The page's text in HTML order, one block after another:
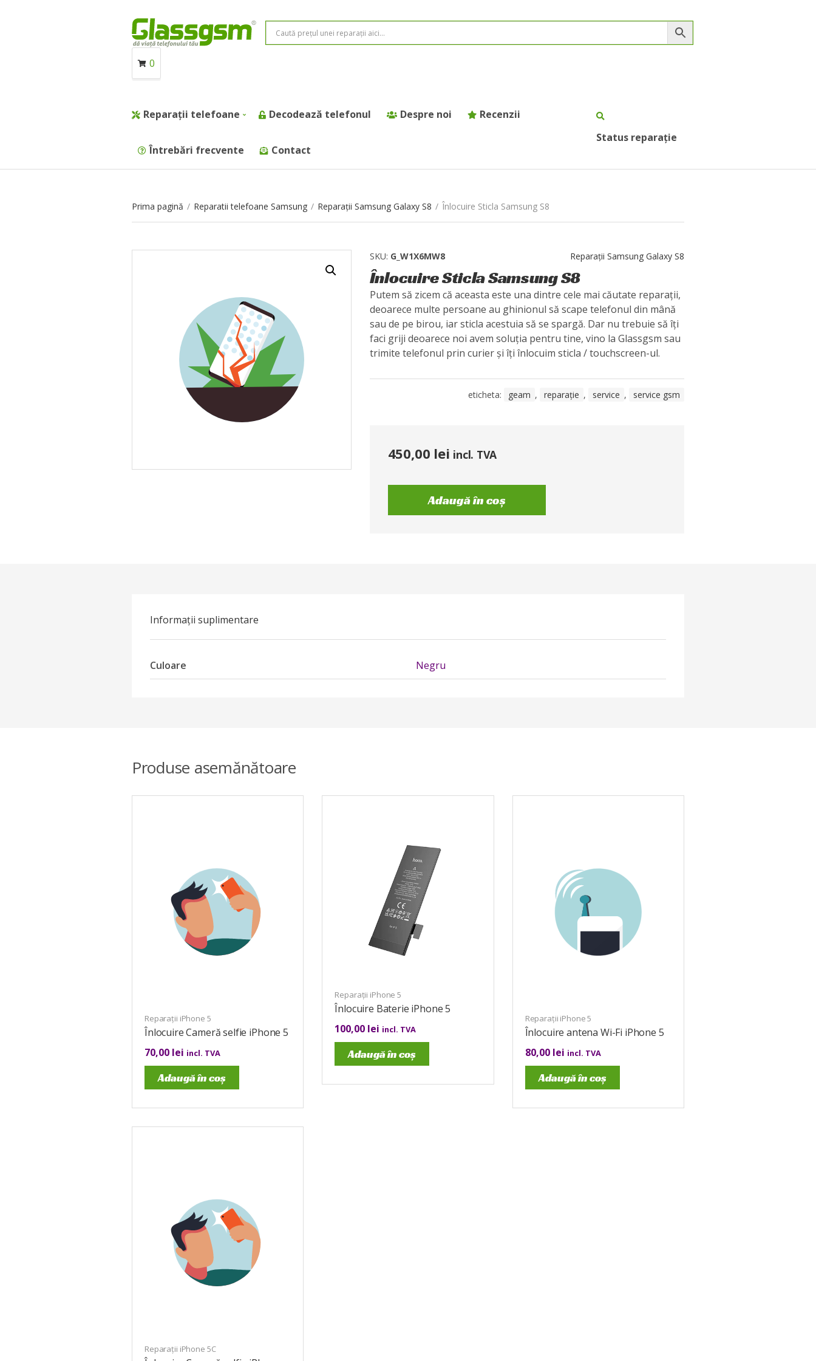
0
Reparații telefoane Decodează telefonul Despre noi Recenzii
Întrebări frecvente Contact
Status reparație
Prima pagină / Reparatii telefoane Samsung / Reparații Samsung Galaxy S8 / Înlocuire Sticla Samsung S8
SKU: G_W1X6MW8 Reparații Samsung Galaxy S8
Înlocuire Sticla Samsung S8
Putem să zicem că aceasta este una dintre cele mai căutate reparații,
deoarece multe persoane au ghinionul să scape telefonul din mână
sau de pe birou, iar sticla acestuia să se spargă. Dar nu trebuie să îți
faci griji deoarece noi avem soluția pentru tine, vino la Glassgsm sau
trimite telefonul prin curier și îți înlocuim sticla / touchscreen-ul.
eticheta: geam , reparație , service , service gsm
450,00 lei incl. TVA
Adaugă în coș
Informații suplimentare
Culoare Negru
Produse asemănătoare
Reparații iPhone 5
Înlocuire Cameră selfie iPhone 5
70,00 lei incl. TVA
Adaugă în coș
Reparații iPhone 5
Înlocuire Baterie iPhone 5
100,00 lei incl. TVA
Adaugă în coș
Reparații iPhone 5
Înlocuire antena Wi-Fi iPhone 5
80,00 lei incl. TVA
Adaugă în coș
Reparații iPhone 5C